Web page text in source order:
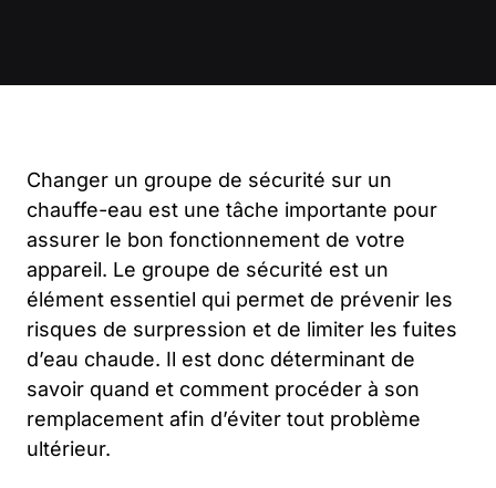
Changer un groupe de sécurité sur un
chauffe-eau est une tâche importante pour
assurer le bon fonctionnement de votre
appareil. Le groupe de sécurité est un
élément essentiel qui permet de prévenir les
risques de surpression et de limiter les fuites
d’eau chaude. Il est donc déterminant de
savoir quand et comment procéder à son
remplacement afin d’éviter tout problème
ultérieur.